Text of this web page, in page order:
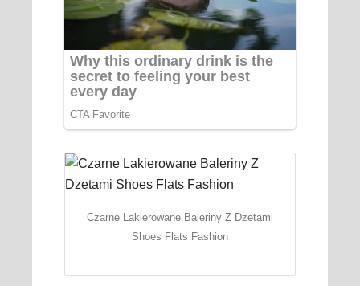
Czarne Lakierowane Baleriny Z Dzetami
Shoes Flats Fashion